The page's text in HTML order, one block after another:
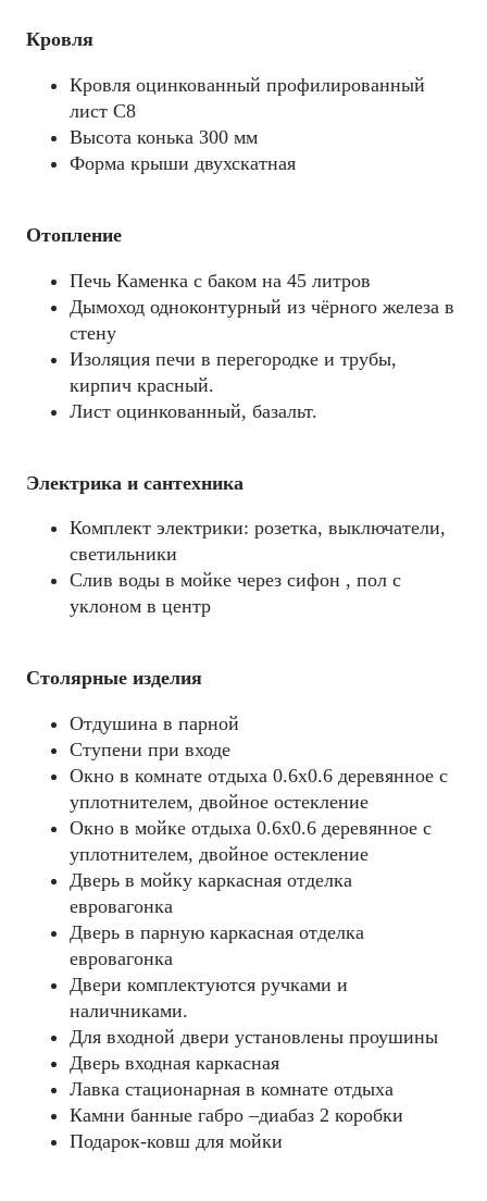
Кровля
Кровля оцинкованный профилированный
лист С8
Высота конька 300 мм
Форма крыши двухскатная
Отопление
Печь Каменка с баком на 45 литров
Дымоход одноконтурный из чёрного железа в
стену
Изоляция печи в перегородке и трубы,
кирпич красный.
Лист оцинкованный, базальт.
Электрика и сантехника
Комплект электрики: розетка, выключатели,
светильники
Слив воды в мойке через сифон , пол с
уклоном в центр
Столярные изделия
Отдушина в парной
Ступени при входе
Окно в комнате отдыха 0.6х0.6 деревянное с
уплотнителем, двойное остекление
Окно в мойке отдыха 0.6х0.6 деревянное с
уплотнителем, двойное остекление
Дверь в мойку каркасная отделка
евровагонка
Дверь в парную каркасная отделка
евровагонка
Двери комплектуются ручками и
наличниками.
Для входной двери установлены проушины
Дверь входная каркасная
Лавка стационарная в комнате отдыха
Камни банные габро –диабаз 2 коробки
Подарок-ковш для мойки